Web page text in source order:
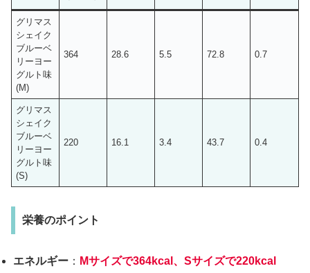
グリマス
シェイク
ブルーベ
リーヨー
グルト味
(M)
364 28.6 5.5 72.8 0.7
グリマス
シェイク
ブルーベ
リーヨー
グルト味
(S)
220 16.1 3.4 43.7 0.4
栄養のポイント
エネルギー ： Mサイズで364kcal、Sサイズで220kcal